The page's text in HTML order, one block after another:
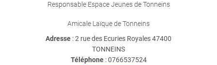
Responsable Espace Jeunes de Tonneins
Amicale Laïque de Tonneins
Adresse : 2 rue des Ecuries Royales 47400
TONNEINS
Téléphone:0766537524